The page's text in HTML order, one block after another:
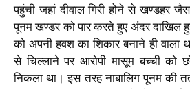
पहुंची जहां दीवाल गिरी होने से खण्डहर
पूनम खण्डर को पार करते हुए अंदर दाखिल
को अपनी हवश का शिकार बनाने ही वाला
से चिल्लाने पर आरोपी मासूम बच्ची को
निकला था। इस तरह नाबालिग पूनम की